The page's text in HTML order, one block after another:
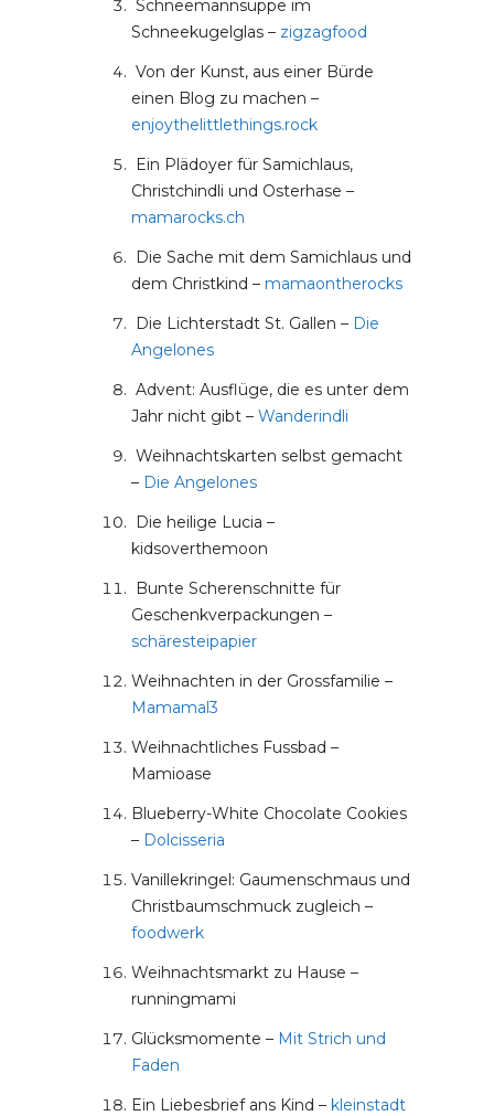
Schneemannsuppe im
Schneekugelglas – zigzagfood
Von der Kunst, aus einer Bürde
einen Blog zu machen –
enjoythelittlethings.rock
Ein Plädoyer für Samichlaus,
Christchindli und Osterhase –
mamarocks.ch
Die Sache mit dem Samichlaus und
dem Christkind – mamaontherocks
Die Lichterstadt St. Gallen – Die
Angelones
Advent: Ausflüge, die es unter dem
Jahr nicht gibt – Wanderindli
Weihnachtskarten selbst gemacht
– Die Angelones
Die heilige Lucia –
kidsoverthemoon
Bunte Scherenschnitte für
Geschenkverpackungen –
schäresteipapier
Weihnachten in der Grossfamilie –
Mamamal3
Weihnachtliches Fussbad –
Mamioase
Blueberry-White Chocolate Cookies
– Dolcisseria
Vanillekringel: Gaumenschmaus und
Christbaumschmuck zugleich –
foodwerk
Weihnachtsmarkt zu Hause –
runningmami
Glücksmomente – Mit Strich und
Faden
Ein Liebesbrief ans Kind – kleinstadt